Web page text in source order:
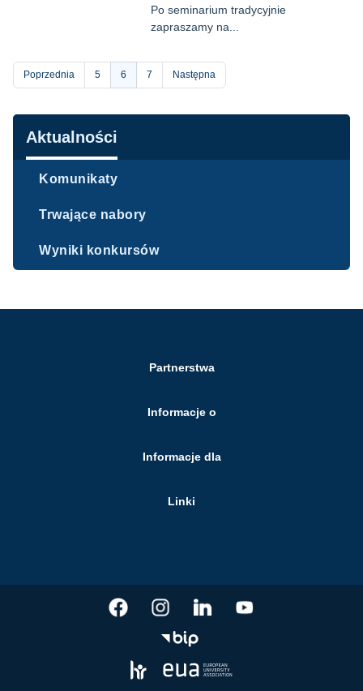
Po seminarium tradycyjnie
zapraszamy na...
Stronicowanie
Poprzednia Strona
5
Bieżąca
strona
6 Strona
7 Następna
Nawigacja
Aktualności
Komunikaty
Trwające nabory
Wyniki konkursów
Partnerstwa
Informacje o
Informacje dla
Linki